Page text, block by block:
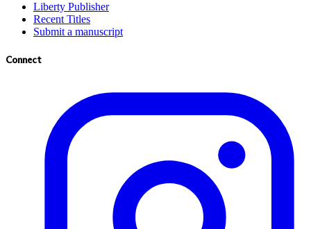
Liberty Publisher
Recent Titles
Submit a manuscript
Connect